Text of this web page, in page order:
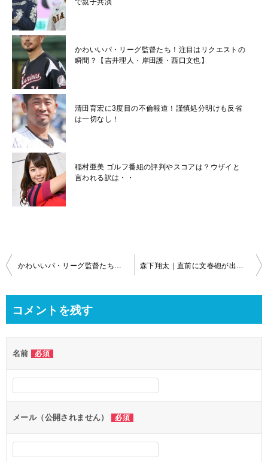
で親子共演
かわいいパ・リーグ監督たち！注目はリクエストの
瞬間？【吉井理人・岸田護・西口文也】
清田育宏に3度目の不倫報道！謹慎処分明けも反省
は一切なし！
稲村亜美 ゴルフ番組の評判やスコアは？ウザイと
言われる訳は・・
投
ビ
ー
シ
ン
かわいいパ・リーグ監督たち！注目はリクエストの瞬間？【吉井理人・岸田護・西口文也】 森下翔太｜直前に文春砲が出るわ牧のことは煽るわでネタだらけのオールスター
コメントを残す
名前 必須
メール（公開されません） 必須